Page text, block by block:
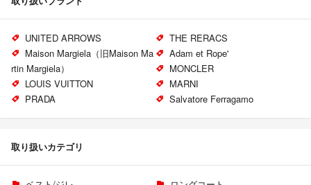
UNITED ARROWS
THE RERACS
Maison Margiela（旧Maison Ma
rtin Margiela）
Adam et Rope'
MONCLER
LOUIS VUITTON
MARNI
PRADA
Salvatore Ferragamo
取り扱いカテゴリ